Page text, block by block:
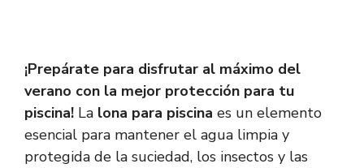
¡Prepárate para disfrutar al máximo del
verano con la mejor protección para tu
piscina! La lona para piscina es un elemento
esencial para mantener el agua limpia y
protegida de la suciedad, los insectos y las